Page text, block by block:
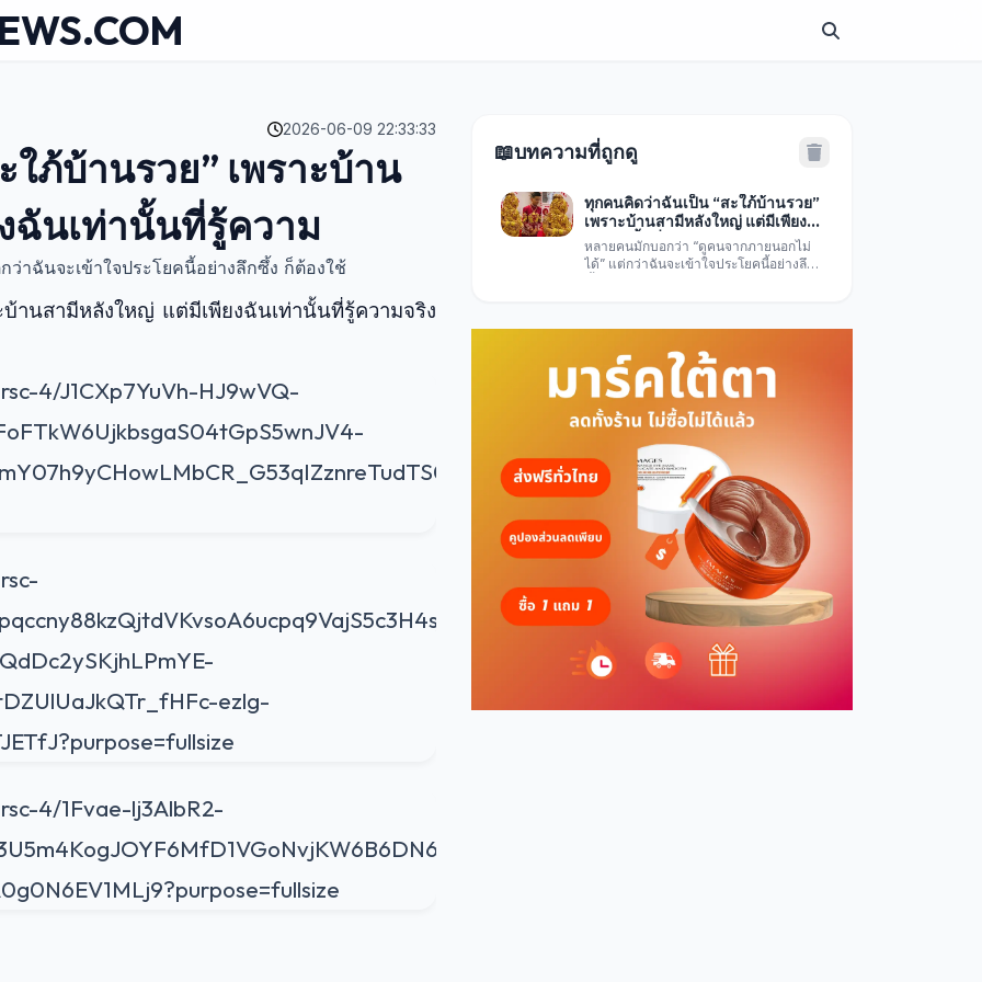
2026-06-09 22:33:33
ภ้บ้านรวย” เพราะบ้าน
ฉันเท่านั้นที่รู้ความ
าฉันจะเข้าใจประโยคนี้อย่างลึกซึ้ง ก็ต้องใช้
านสามีหลังใหญ่ แต่มีเพียงฉันเท่านั้นที่รู้ความจริง
📖บทความที่ถูกดู
ทุกคนคิดว่าฉันเป็น “สะใภ้บ้านรวย”
เพราะบ้านสามีหลังใหญ่ แต่มีเพียง
ฉันเท่านั้นที่รู้ความ
หลายคนมักบอกว่า “ดูคนจากภายนอกไม่
ได้” แต่กว่าฉันจะเข้าใจประโยคนี้อย่างลึก